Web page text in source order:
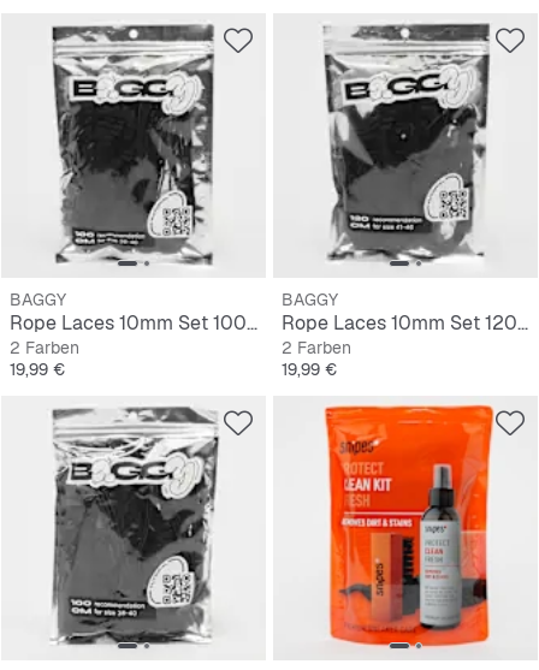
BAGGY
Rope Laces 10mm Set 100cm
2 Farben
Preis
19,99 €
BAGGY
Rope Laces 10mm Set 120cm
2 Farben
Preis
19,99 €